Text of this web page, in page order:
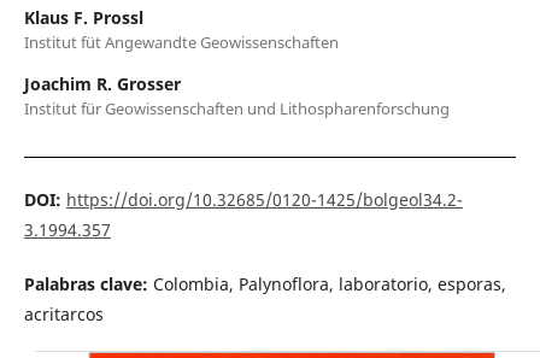
Klaus F. Prossl
Institut füt Angewandte Geowissenschaften
Joachim R. Grosser
Institut für Geowissenschaften und Lithospharenforschung
DOI: https://doi.org/10.32685/0120-1425/bolgeol34.2-
3.1994.357
Palabras clave: Colombia, Palynoflora, laboratorio, esporas,
acritarcos